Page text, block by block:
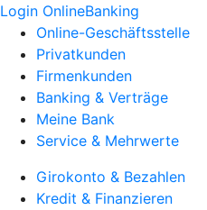
Login OnlineBanking
Online-Geschäftsstelle
Privatkunden
Firmenkunden
Banking & Verträge
Meine Bank
Service & Mehrwerte
Girokonto & Bezahlen
Kredit & Finanzieren